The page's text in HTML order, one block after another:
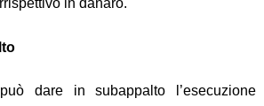
in danaro.
dare in subappalto l’esecuzione